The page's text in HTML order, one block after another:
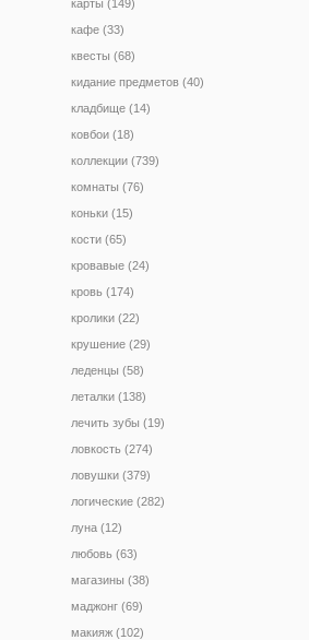
карты (149)
кафе (33)
квесты (68)
кидание предметов (40)
кладбище (14)
ковбои (18)
коллекции (739)
комнаты (76)
коньки (15)
кости (65)
кровавые (24)
кровь (174)
кролики (22)
крушение (29)
леденцы (58)
леталки (138)
лечить зубы (19)
ловкость (274)
ловушки (379)
логические (282)
луна (12)
любовь (63)
магазины (38)
маджонг (69)
макияж (102)